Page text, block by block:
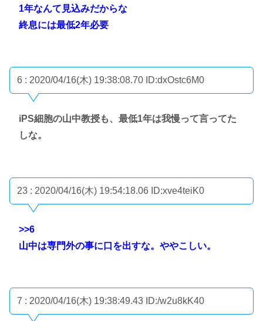
1年なんて見込みだからな
終息には最低2年必要
6 : 2020/04/16(木) 19:38:08.70 ID:dxOstc6M0
iPS細胞の山中教授も、最低1年は我慢って言ってた
しな。
23 : 2020/04/16(木) 19:54:18.06 ID:xve4teiK0
>>6
山中は専門外の事に口を出すな。ややこしい。
7 : 2020/04/16(木) 19:38:49.43 ID:/w2u8kK40